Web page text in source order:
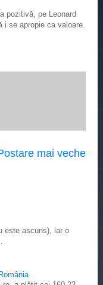
pozitivă, pe Leonard
i se apropie ca valoare.
mai veche
este ascuns), iar o